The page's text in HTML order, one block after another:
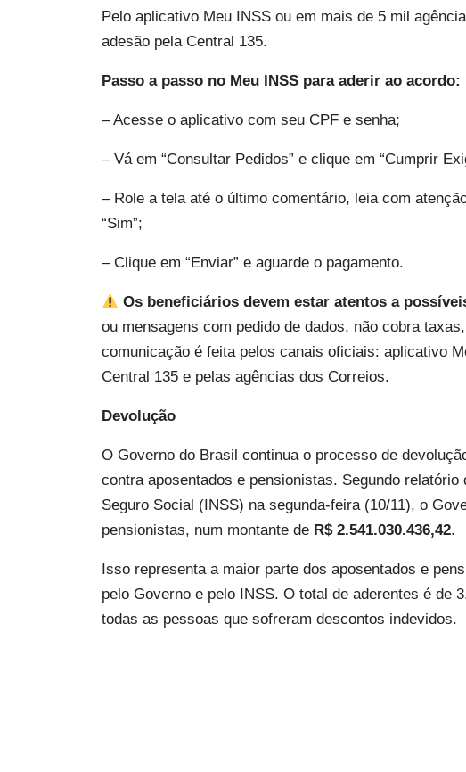
Pelo aplicativo Meu INSS ou em mais de 5 mil
adesão pela Central 135.
Passo a passo no Meu INSS para aderir ao acordo:
– Acesse o aplicativo com seu CPF e senha;
– Vá em “Consultar Pedidos” e clique em “Cumprir
– Role a tela até o último comentário, leia com
“Sim”;
– Clique em “Enviar” e aguarde o pagamento.
Os beneficiários devem estar atentos a
ou mensagens com pedido de dados, não cobra
comunicação é feita pelos canais oficiais: aplicativo
Central 135 e pelas agências dos Correios.
Devolução
O Governo do Brasil continua o processo de
contra aposentados e pensionistas. Segundo
Seguro Social (INSS) na segunda-feira (10/11), o
pensionistas, num montante de R$ 2.541.030.436,42.
Isso representa a maior parte dos aposentados e
pelo Governo e pelo INSS. O total de aderentes é de
todas as pessoas que sofreram descontos indevidos.